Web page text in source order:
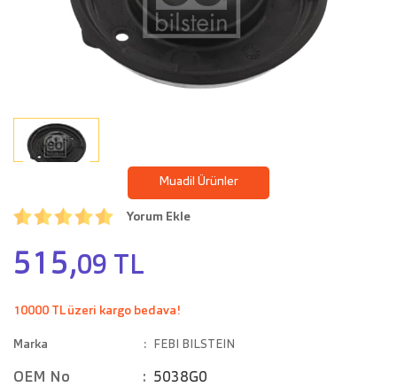
Muadil Ürünler
Yorum Ekle
515,09 TL
10000 TL üzeri kargo bedava!
Marka FEBI BILSTEIN
OEM No 5038G0